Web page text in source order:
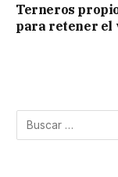
Terneros
para retener el